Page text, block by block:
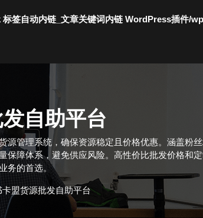
自动内链_文章关键词内链 WordPress插件/
自助平台
管理系统，确保资源稳定且价格优惠。涵盖粉
障体系，避免供应风险。高性价比批发价格和
务的首选。
卡盟货源批发自助平台